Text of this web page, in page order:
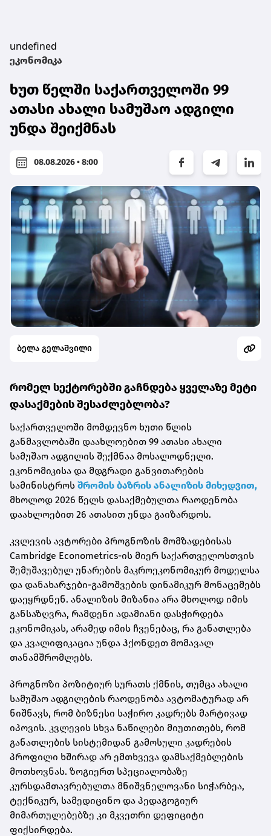
undefined
ეკონომიკა
ხუთ წელში საქართველოში 99
ათასი ახალი სამუშაო ადგილი
უნდა შეიქმნას
08.08.2026 • 8:00
ბელა გელაშვილი
რომელ სექტორებში გაჩნდება ყველაზე მეტი
დასაქმების შესაძლებლობა?
საქართველოში მომდევნო ხუთი წლის
განმავლობაში დაახლოებით 99 ათასი ახალი
სამუშაო ადგილის შექმნაა მოსალოდნელი.
ეკონომიკისა და მდგრადი განვითარების
სამინისტროს შრომის ბაზრის ანალიზის მიხედვით,
მხოლოდ 2026 წელს დასაქმებულთა რაოდენობა
დაახლოებით 26 ათასით უნდა გაიზარდოს.
კვლევის ავტორები პროგნოზის მომზადებისას
Cambridge Econometrics-ის მიერ საქართველოსთვის
შემუშავებულ უნარების მაკროეკონომიკურ მოდელსა
და დანახარჯები-გამოშვების დინამიკურ მონაცემებს
დაეყრდნენ. ანალიზის მიზანია არა მხოლოდ იმის
განსაზღვრა, რამდენი ადამიანი დასჭირდება
ეკონომიკას, არამედ იმის ჩვენებაც, რა განათლება
და კვალიფიკაცია უნდა ჰქონდეთ მომავალ
თანამშრომლებს.
პროგნოზი პოზიტიურ სურათს ქმნის, თუმცა ახალი
სამუშაო ადგილების რაოდენობა ავტომატურად არ
ნიშნავს, რომ ბიზნესი საჭირო კადრებს მარტივად
იპოვის. კვლევის სხვა ნაწილები მიუთითებს, რომ
განათლების სისტემიდან გამოსული კადრების
პროფილი ხშირად არ ემთხვევა დამსაქმებლების
მოთხოვნას. ზოგიერთ სპეციალობაზე
კურსდამთავრებულთა მნიშვნელოვანი სიჭარბეა,
ტექნიკურ, სამედიცინო და პედაგოგიურ
მიმართულებებზე კი მკვეთრი დეფიციტი
ფიქსირდება.